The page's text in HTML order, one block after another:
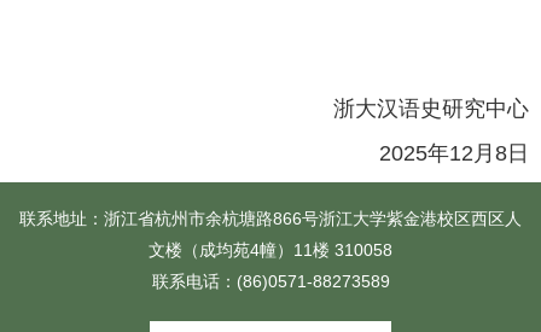
浙大汉语史研究中心
2025年12月8日
联系地址：浙江省杭州市余杭塘路866号浙江大学紫金港校区西区人
文楼（成均苑4幢）11楼 310058
联系电话：(86)0571-88273589